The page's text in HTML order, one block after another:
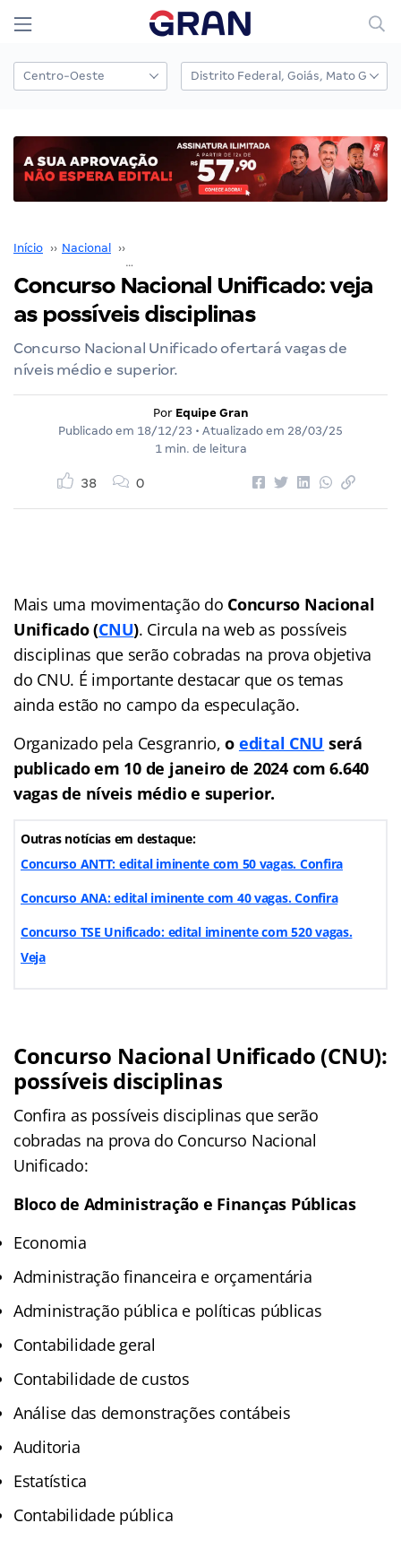
Início ›› Nacional ››
Concurso Nacional Unificado: veja
as possíveis disciplinas
Concurso Nacional Unificado ofertará vagas de
níveis médio e superior.
Por Equipe Gran
Publicado em 18/12/23 • Atualizado em 28/03/25
1 min. de leitura
38 0
Mais uma movimentação do Concurso Nacional
Unificado(CNU). Circula na web as possíveis
disciplinas que serão cobradas na prova objetiva
do CNU. É importante destacar que os temas
ainda estão no campo da especulação.
Organizado pela Cesgranrio,o edital CNU será
publicado em 10 de janeiro de 2024 com 6.640
vagas de níveis médio e superior.
Outras notícias em destaque:
Concurso ANTT: edital iminente com 50 vagas. Confira
Concurso ANA: edital iminente com 40 vagas. Confira
Concurso TSE Unificado: edital iminente com 520 vagas.
Veja
Concurso Nacional Unificado (CNU):
possíveis disciplinas
Confira as possíveis disciplinas que serão
cobradas na prova do Concurso Nacional
Unificado:
Bloco de Administração e Finanças Públicas
Economia
Administração financeira e orçamentária
Administração pública e políticas públicas
Contabilidade geral
Contabilidade de custos
Análise das demonstrações contábeis
Auditoria
Estatística
Contabilidade pública